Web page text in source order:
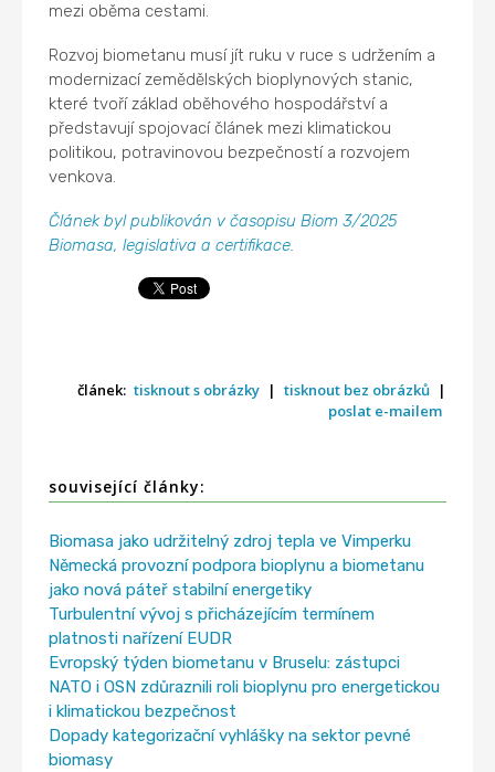
mezi oběma cestami.
Rozvoj biometanu musí jít ruku v ruce s udržením a
modernizací zemědělských bioplynových stanic,
které tvoří základ oběhového hospodářství a
představují spojovací článek mezi klimatickou
politikou, potravinovou bezpečností a rozvojem
venkova.
Článek byl publikován v časopisu Biom 3/2025
Biomasa, legislativa a certifikace.
článek: tisknout s obrázky | tisknout bez obrázků |
poslat e-mailem
související články:
Biomasa jako udržitelný zdroj tepla ve Vimperku
Německá provozní podpora bioplynu a biometanu
jako nová páteř stabilní energetiky
Turbulentní vývoj s přicházejícím termínem
platnosti nařízení EUDR
Evropský týden biometanu v Bruselu: zástupci
NATO i OSN zdůraznili roli bioplynu pro energetickou
i klimatickou bezpečnost
Dopady kategorizační vyhlášky na sektor pevné
biomasy